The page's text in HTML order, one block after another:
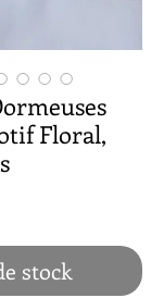
Floral,
stock